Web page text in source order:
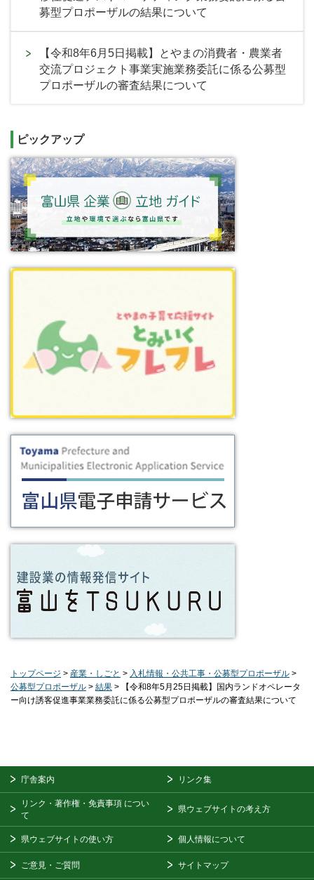
募型プロポーザルの結果について
【令和8年6月5日掲載】とやまの消費者・農業者
交流プロジェクト事業実施業務委託に係る公募型
プロポーザルの審査結果について
ピックアップ
トップページ > 産業・しごと > 入札情報・公共工事・公募型プロポーザル >
公募型プロポーザル > 結果 > 【令和8年5月25日掲載】国内ランドオペレータ
ー向け誘客促進事業業務委託に係る公募型プロポーザルの審査結果について
庁舎案内 リンク集
リンク・著作権・免責事項 につい
て
県ウェブサイトの考え方
県ウェブサイトの使い方 個人情報について
ご意見・ご質問 サイトマップ